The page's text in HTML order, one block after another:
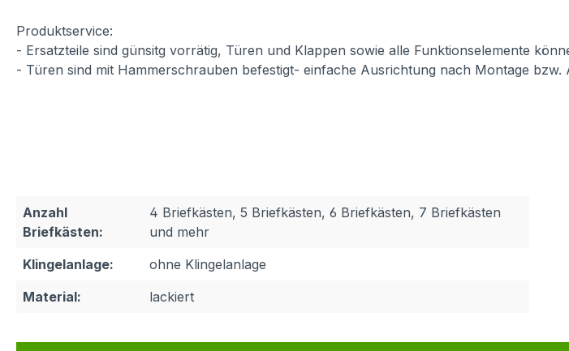
Produktservice:
- Ersatzteile sind günsitg vorrätig, Türen und Klappen sowie alle Funktionselemente
- Türen sind mit Hammerschrauben befestigt- einfache Ausrichtung nach Montage
Anzahl
Briefkästen:
4 Briefkästen, 5 Briefkästen, 6 Briefkästen, 7 Briefkästen
und mehr
Klingelanlage:
ohne Klingelanlage
Material:
lackiert